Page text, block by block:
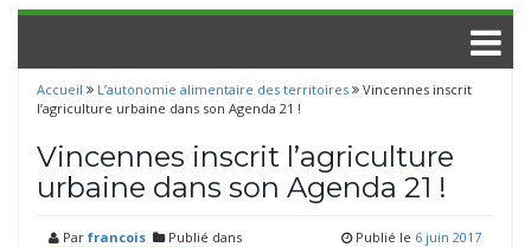
Accueil L’autonomie alimentaire des territoires
Vincennes inscrit
l’agriculture urbaine dans son Agenda 21 !
Vincennes inscrit l’agriculture
urbaine dans son Agenda 21 !
Par francois Publié dans Publié le 6 juin 2017